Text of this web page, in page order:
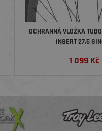
OCHRANNÁ VLOŽKA
INSERT 27,5
1 099 Kč